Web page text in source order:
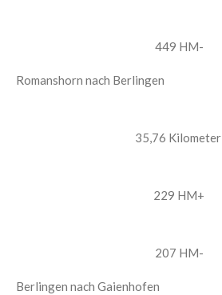
449 HM-
Romanshorn nach Berlingen
35,76 Kilometer
229 HM+
207 HM-
Berlingen nach Gaienhofen